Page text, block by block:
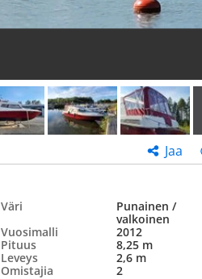
Jaa
Väri
Punainen /
valkoinen
Vuosimalli
2012
Pituus
8,25 m
Leveys
2,6 m
Omistajia 2